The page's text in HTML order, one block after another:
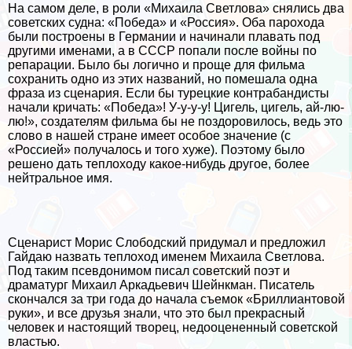
На самом деле, в роли «Михаила Светлова» снялись два
советских судна: «Победа» и «Россия». Оба парохода
были построены в Германии и начинали плавать под
другими именами, а в СССР попали после войны по
репарации. Было бы логично и проще для фильма
сохранить одно из этих названий, но помешала одна
фраза из сценария. Если бы турецкие контpaбандисты
начали кричать: «Победа»! У-у-у-у! Цигель, цигель, ай-лю-
лю!», создателям фильма бы не поздоровилось, ведь это
слово в нашей стране имеет особое значение (с
«Россией» получалось и того хуже). Поэтому было
решено дать теплоходу какое-нибудь другое, более
нейтральное имя.
Сценарист Морис Слободский придумал и предложил
Гайдаю назвать теплоход именем Михаила Светлова.
Под таким псевдонимом писал советский поэт и
драматург Михаил Аркадьевич Шейнкман. Писатель
скончался за три года до начала съемок «Бриллиантовой
руки», и все друзья знали, что это был прекрасный
человек и настоящий творец, недооцененный советской
властью.